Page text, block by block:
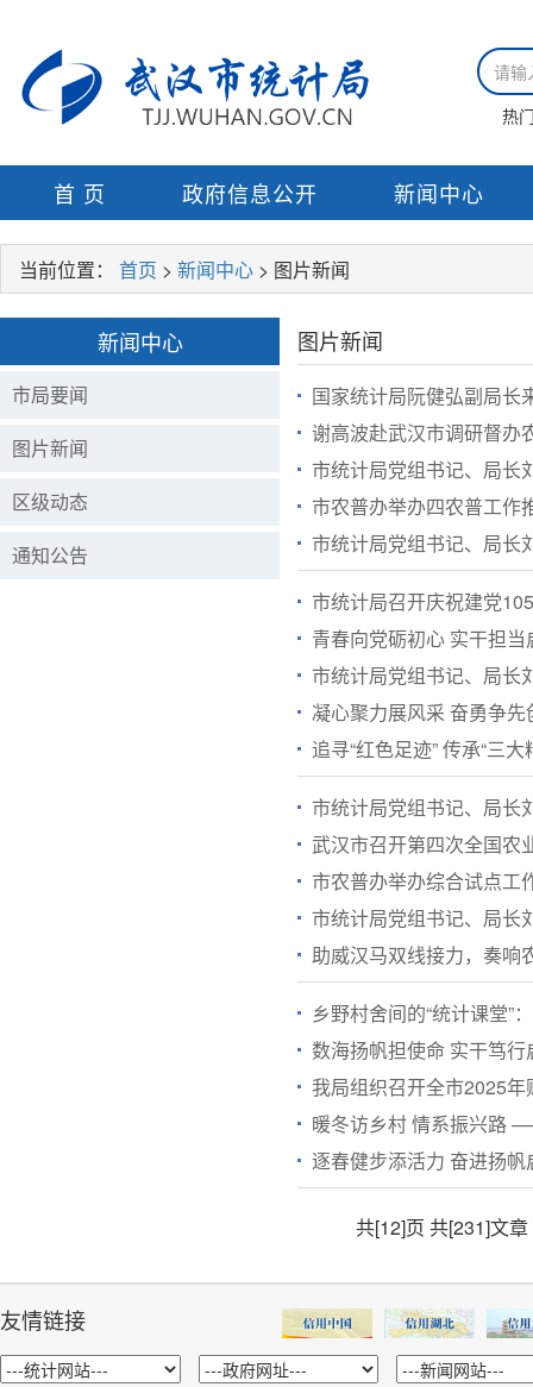
热
首 页 政府信息公开 新闻中心
当前位置： 首页 > 新闻中心 > 图片新闻
新闻中心
市局要闻
图片新闻
区级动态
通知公告
图片新闻
国家统计局阮健弘副局长
谢高波赴武汉市调研督办
市统计局党组书记、局长
市农普办举办四农普工作
市统计局党组书记、局长
市统计局召开庆祝建党
青春向党砺初心 实干担
市统计局党组书记、局长
凝心聚力展风采 奋勇争
追寻“红色足迹” 传承“三
市统计局党组书记、局长
武汉市召开第四次全国农
市农普办举办综合试点工
市统计局党组书记、局长
助威汉马双线接力，奏响
乡野村舍间的“统计课堂”
数海扬帆担使命 实干笃
我局组织召开全市2025
暖冬访乡村 情系振兴路
逐春健步添活力 奋进扬帆
共[12]页 共[231]文章
友情链接